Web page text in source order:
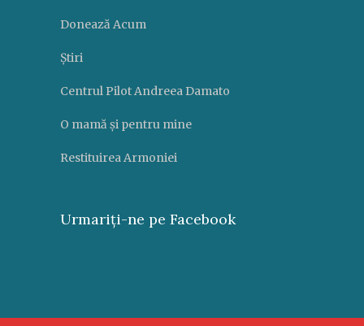
Donează Acum
Știri
Centrul Pilot Andreea Damato
O mamă și pentru mine
Restituirea Armoniei
Urmariți-ne pe Facebook